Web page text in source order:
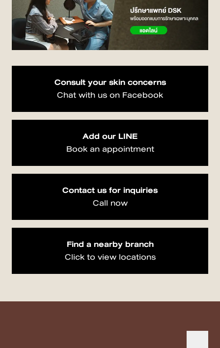
Consult your skin concerns
Chat with us on Facebook
Add our LINE
Book an appointment
Contact us for inquiries
Call now
Find a nearby branch
Click to view locations